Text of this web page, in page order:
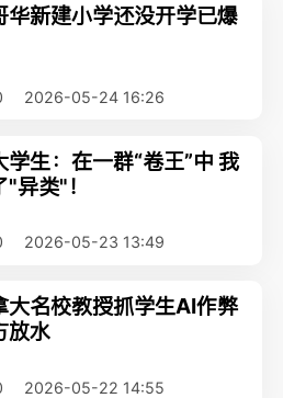
华新建小学还没开学已爆
2026-05-24 16:26
生：在一群“卷王”中 我
"异类"！
2026-05-23 13:49
大名校教授抓学生AI作弊
放水
2026-05-22 14:55